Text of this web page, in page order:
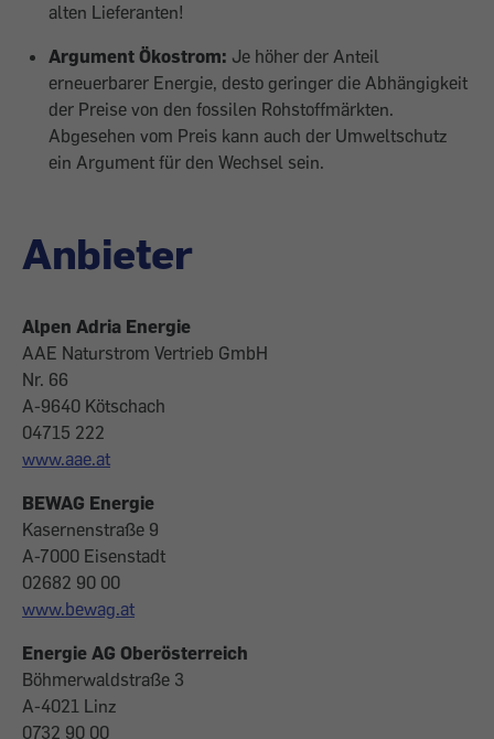
alten Lieferanten!
Argument Ökostrom: Je höher der Anteil
erneuerbarer Energie, desto geringer die Abhängigkeit
der Preise von den fossilen Rohstoffmärkten.
Abgesehen vom Preis kann auch der Umweltschutz
ein Argument für den Wechsel sein.
Anbieter
Alpen Adria Energie
AAE Naturstrom Vertrieb GmbH
Nr. 66
A-9640 Kötschach
04715 222
www.aae.at
BEWAG Energie
Kasernenstraße 9
A-7000 Eisenstadt
02682 90 00
www.bewag.at
Energie AG Oberösterreich
Böhmerwaldstraße 3
A-4021 Linz
0732 90 00